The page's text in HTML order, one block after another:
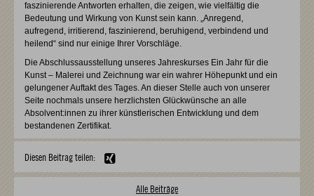
faszinierende Antworten erhalten, die zeigen, wie vielfältig die
Bedeutung und Wirkung von Kunst sein kann. „Anregend,
aufregend, irritierend, faszinierend, beruhigend, verbindend und
heilend“ sind nur einige Ihrer Vorschläge.
Die Abschlussausstellung unseres Jahreskurses Ein Jahr für die
Kunst – Malerei und Zeichnung war ein wahrer Höhepunkt und ein
gelungener Auftakt des Tages. An dieser Stelle auch von unserer
Seite nochmals unsere herzlichsten Glückwünsche an alle
Absolvent:innen zu ihrer künstlerischen Entwicklung und dem
bestandenen Zertifikat.
Diesen Beitrag teilen:
Alle Beiträge